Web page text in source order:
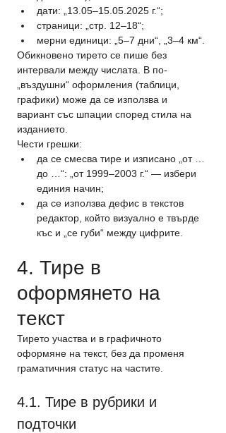
дати: „13.05–15.05.2025 г.“;
страници: „стр. 12–18“;
мерни единици: „5–7 дни“, „3–4 км“.
Обикновено тирето се пише без
интервали между числата. В по-
„въздушни“ оформления (таблици,
графики) може да се използва и
вариант със шпации според стила на
изданието.
Чести грешки:
да се смесва тире и изписано „от …
до …“: „от 1999–2003 г.“ — избери
единия начин;
да се използва дефис в текстов
редактор, който визуално е твърде
къс и „се губи“ между цифрите.
4. Тире в
оформянето на
текст
Тирето участва и в графичното
оформяне на текст, без да променя
граматичния статус на частите.
4.1. Тире в рубрики и
подточки